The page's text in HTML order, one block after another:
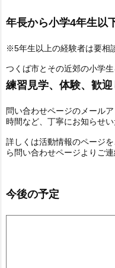
年長から小学4年生以
※5年生以上の経験者は要相
つくば市とその近郊の小学
練習見学、体験、歓迎
問い合わせページのメール
時間など、丁寧にお知らせい
詳しくは活動情報のページ
ら問い合わせページよりご連
今後の予定